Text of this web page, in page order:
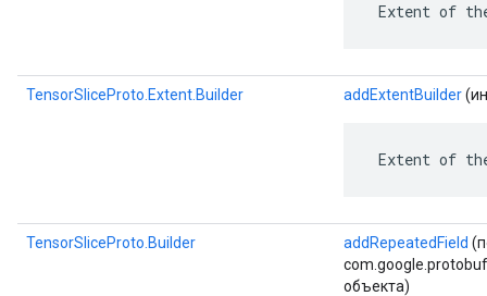
Extent of
TensorSliceProto.Extent.Builder addExtentBuilder
Extent of
TensorSliceProto.Builder addRepeatedField
объекта)